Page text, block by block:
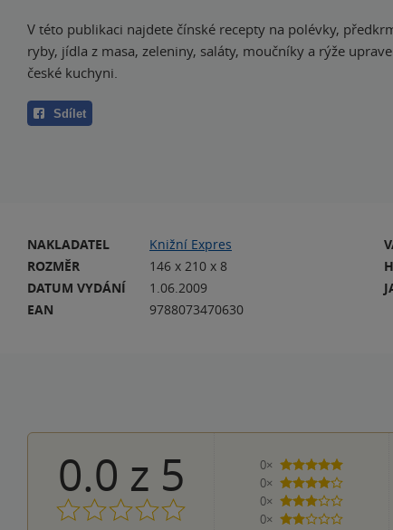
V této publikaci najdete čínské recepty na polévky,
ryby, jídla z masa, zeleniny, saláty, moučníky a rýže
české kuchyni.
Sdílet
NAKLADATEL
Knižní Expres
ROZMĚR
146 x 210 x 8
DATUM VYDÁNÍ
1.06.2009
EAN
9788073470630
0.0 z 5 0×
5
0×
4 hvězdičky
0×
3 hvězdičky
0×
2 hvězdičky